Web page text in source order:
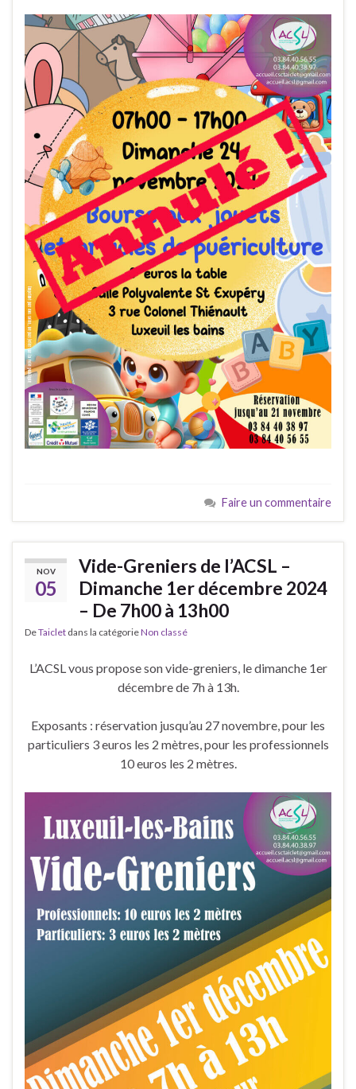
Faire un commentaire
NOV
05
Vide-Greniers de l’ACSL –
Dimanche 1er décembre 2024
– De 7h00 à 13h00
DeTaiclet dans la catégorieNon classé
L’ACSL vous propose son vide-greniers, le dimanche 1er
décembre de 7h à 13h.
Exposants : réservation jusqu’au 27 novembre, pour les
particuliers 3 euros les 2 mètres, pour les professionnels
10 euros les 2 mètres.